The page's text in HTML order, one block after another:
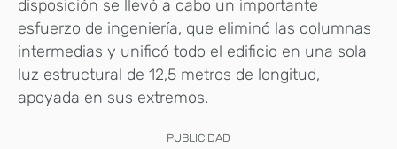
disposición se llevó a cabo un importante
esfuerzo de ingeniería, que eliminó las columnas
intermedias y unificó todo el edificio en una sola
luz estructural de 12,5 metros de longitud,
apoyada en sus extremos.
PUBLICIDAD